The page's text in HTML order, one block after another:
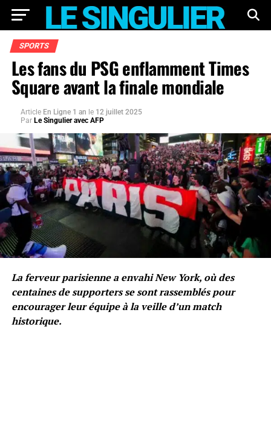
SPORTS
Les fans du PSG enflamment Times
Square avant la finale mondiale
Article En Ligne 1 an le 12 juillet 2025
Par Le Singulier avec AFP
La ferveur parisienne a envahi New York, où des
centaines de supporters se sont rassemblés pour
encourager leur équipe à la veille d’un match
historique.